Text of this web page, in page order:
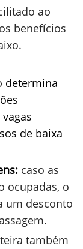
ao
benefícios
determina
de baixa
caso as
ocupadas, o
um desconto
também